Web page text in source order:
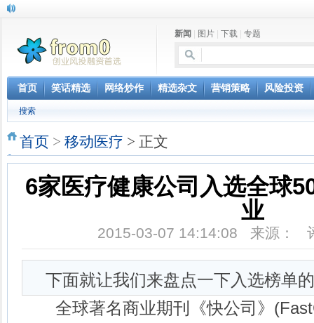
新闻 图片 下载 专题
首页 笑话精选 网络炒作 精选杂文 营销策略 风险投资
搜索
首页 > 移动医疗 > 正文
6家医疗健康公司入选全球
业
2015-03-07 14:14:08 来源：
下面就让我们来盘点一下入选榜单
全球著名商业期刊《快公司》